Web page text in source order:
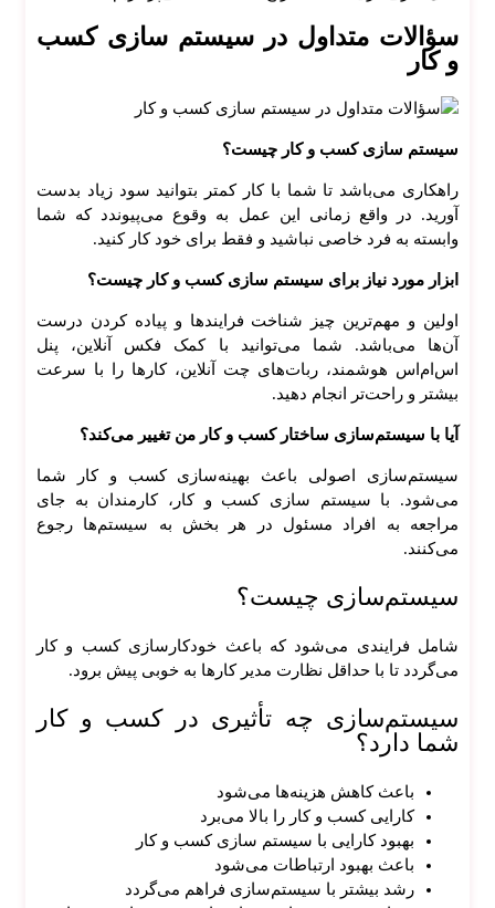
سؤالات متداول در سیستم سازی کسب
و کار
سیستم سازی کسب و کار چیست؟
راهکاری می‌باشد تا شما با کار کمتر بتوانید سود زیاد بدست
آورید. در واقع زمانی این عمل به وقوع می‌پیوندد که شما
وابسته به فرد خاصی نباشید و فقط برای خود کار کنید.
ابزار مورد نیاز برای سیستم سازی کسب و کار چیست؟
اولین و مهم‌ترین چیز شناخت فرایند‌ها و پیاده کردن درست
آن‌ها می‌باشد. شما می‌توانید با کمک فکس آنلاین، پنل
اس‌ام‌اس هوشمند، ربات‌های چت آنلاین، کار‌ها را با سرعت
بیشتر و راحت‌تر انجام دهید.
آیا با سیستم‌سازی ساختار کسب و کار من تغییر می‌کند؟
سیستم‌سازی اصولی باعث بهینه‌سازی کسب و کار شما
می‌شود. با سیستم سازی کسب و کار، کارمندان به جای
مراجعه به افراد مسئول در هر بخش به سیستم‌ها رجوع
می‌کنند.
سیستم‌سازی چیست؟
شامل فرایندی می‌شود که باعث خودکارسازی کسب و کار
می‌گردد تا با حداقل نظارت مدیر کار‌ها به خوبی پیش برود.
سیستم‌سازی چه تأثیری در کسب و کار
شما دارد؟
باعث کاهش هزینه‌ها می‌شود
کارایی کسب و کار را بالا می‌برد
بهبود کارایی با سیستم سازی کسب و کار
باعث بهبود ارتباطات می‌شود
رشد بیشتر با سیستم‌سازی فراهم می‌گردد